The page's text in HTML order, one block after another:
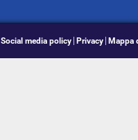
Social media policy Privacy Mappa